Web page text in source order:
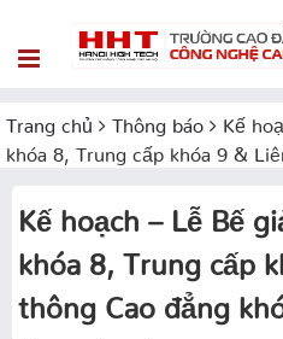
Trang chủ Thông báo
Kế
khóa 8, Trung cấp khóa 9 &
Kế hoạch – Lễ Bế
khóa 8, Trung cấp
thông Cao đẳng